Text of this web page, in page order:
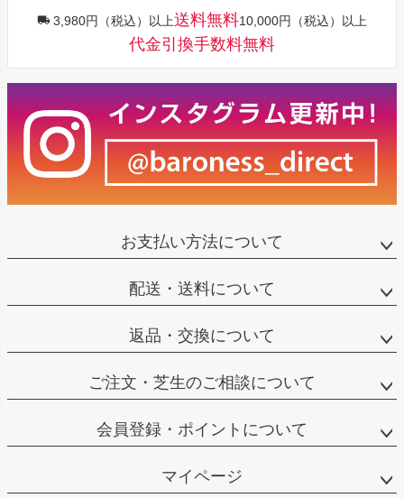
3,980円（税込）以上送料無料10,000円（税込）以上
代金引換手数料無料
お支払い方法について
配送・送料について
返品・交換について
ご注文・芝生のご相談について
会員登録・ポイントについて
マイページ